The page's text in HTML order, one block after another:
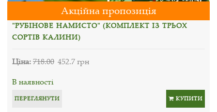
Акційна пропозиція
"РУБІНОВЕ НАМИСТО" (КОМПЛЕКТ ІЗ ТРЬОХ
СОРТІВ КАЛИНИ)
Ціна:718.00 452.7 грн
В наявності
ПЕРЕГЛЯНУТИ КУПИТИ